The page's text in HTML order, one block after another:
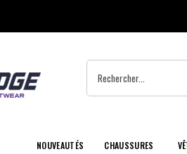
NOUVEAUTÉS CHAUSSURES